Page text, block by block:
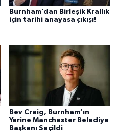
Burnham’dan Birleşik Krallık
için tarihi anayasa çıkışı!
Bev Craig, Burnham’ın
Yerine Manchester Belediye
Başkanı Seçildi